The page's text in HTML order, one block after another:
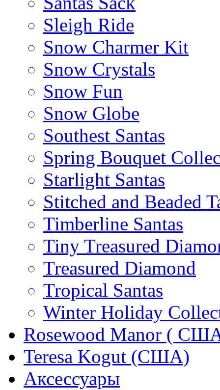
Sleigh Ride
Snow Charmer Kit
Snow Crystals
Snow Fun
Snow Globe
Southest Santas
Spring Bouquet
Starlight Santas
Stitched and Beaded
Timberline Santas
Tiny Treasured
Treasured Diamond
Tropical Santas
Winter Holiday
Rosewood Manor (
Teresa Kogut (США)
Аксессуары